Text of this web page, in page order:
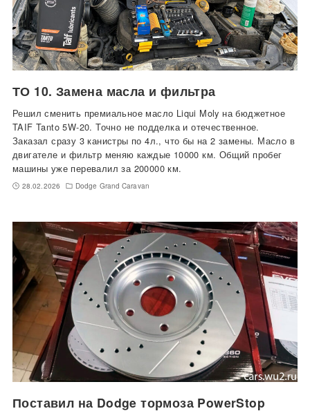
ТО 10. Замена масла и фильтра
Решил сменить премиальное масло Liqui Moly на бюджетное
TAIF Tanto 5W-20. Точно не подделка и отечественное.
Заказал сразу 3 канистры по 4л., что бы на 2 замены. Масло в
двигателе и фильтр меняю каждые 10000 км. Общий пробег
машины уже перевалил за 200000 км.
28.02.2026 Dodge Grand Caravan
Поставил на Dodge тормоза PowerStop